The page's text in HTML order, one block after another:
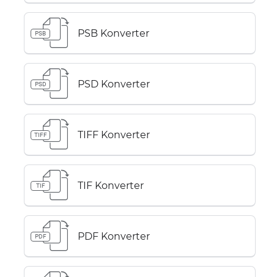
PSB PSB Konverter
PSD PSD Konverter
TIFF TIFF Konverter
TIF TIF Konverter
PDF PDF Konverter